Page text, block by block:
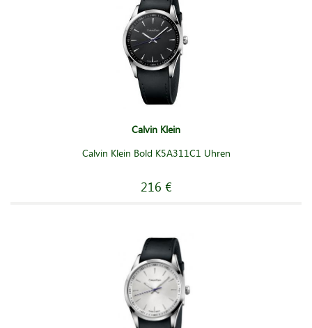
Calvin Klein
Calvin Klein Bold K5A311C1 Uhren
216 €